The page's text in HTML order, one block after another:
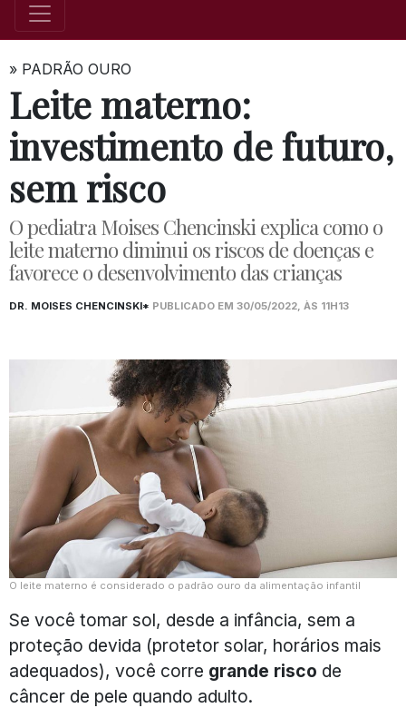
» PADRÃO OURO
Leite materno:
investimento de futuro,
sem risco
O pediatra Moises Chencinski explica como o
leite materno diminui os riscos de doenças e
favorece o desenvolvimento das crianças
DR. MOISES CHENCINSKI* PUBLICADO EM 30/05/2022, ÀS 11H13
O leite materno é considerado o padrão ouro da alimentação infantil
Se você tomar sol, desde a infância, sem a
proteção devida (protetor solar, horários mais
adequados), você corre grande risco de
câncer de pele quando adulto.